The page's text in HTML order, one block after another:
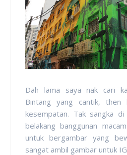
Dah lama saya nak cari
Bintang yang cantik, then
kesempatan. Tak sangka di
belakang banggunan
untuk bergambar yang
sangat ambil gambar untuk